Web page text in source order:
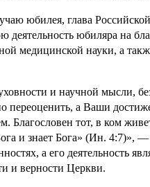
юбилея, глава
деятельность юбиляра на
медицинской науки, а
и научной мысли,
переоценить, а Ваши
Благословен тот, в ком
и знает Бога» (Ин. 4:7)»,
а его деятельность
и верности Церкви.